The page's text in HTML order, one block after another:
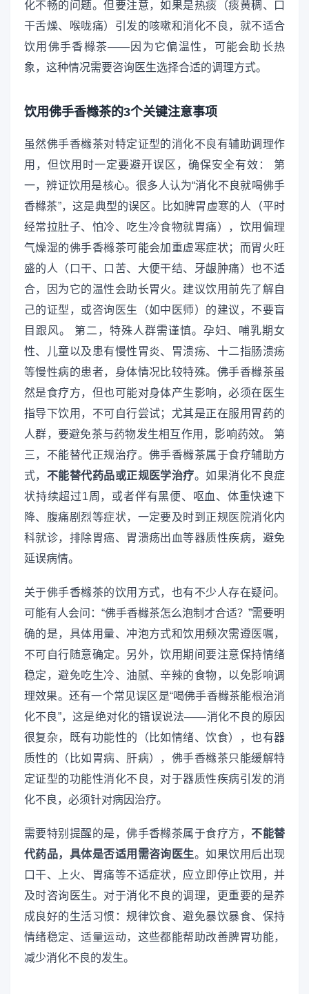
化不畅的问题。但要注意，如果是热痰（痰黄稠、口
干舌燥、喉咙痛）引发的咳嗽和消化不良，就不适合
饮用佛手香橼茶——因为它偏温性，可能会助长热
象，这种情况需要咨询医生选择合适的调理方式。
饮用佛手香橼茶的3个关键注意事项
虽然佛手香橼茶对特定证型的消化不良有辅助调理作
用，但饮用时一定要避开误区，确保安全有效： 第
一，辨证饮用是核心。很多人认为“消化不良就喝佛手
香橼茶”，这是典型的误区。比如脾胃虚寒的人（平时
经常拉肚子、怕冷、吃生冷食物就胃痛），饮用偏理
气燥湿的佛手香橼茶可能会加重虚寒症状；而胃火旺
盛的人（口干、口苦、大便干结、牙龈肿痛）也不适
合，因为它的温性会助长胃火。建议饮用前先了解自
己的证型，或咨询医生（如中医师）的建议，不要盲
目跟风。 第二，特殊人群需谨慎。孕妇、哺乳期女
性、儿童以及患有慢性胃炎、胃溃疡、十二指肠溃疡
等慢性病的患者，身体情况比较特殊。佛手香橼茶虽
然是食疗方，但也可能对身体产生影响，必须在医生
指导下饮用，不可自行尝试；尤其是正在服用胃药的
人群，要避免茶与药物发生相互作用，影响药效。 第
三，不能替代正规治疗。佛手香橼茶属于食疗辅助方
式， 不能替代药品或正规医学治疗。如果消化不良症
状持续超过1周，或者伴有黑便、呕血、体重快速下
降、腹痛剧烈等症状，一定要及时到正规医院消化内
科就诊，排除胃癌、胃溃疡出血等器质性疾病，避免
延误病情。
关于佛手香橼茶的饮用方式，也有不少人存在疑问。
可能有人会问：“佛手香橼茶怎么泡制才合适？”需要明
确的是，具体用量、冲泡方式和饮用频次需遵医嘱，
不可自行随意确定。另外，饮用期间要注意保持情绪
稳定，避免吃生冷、油腻、辛辣的食物，以免影响调
理效果。还有一个常见误区是“喝佛手香橼茶能根治消
化不良”，这是绝对化的错误说法——消化不良的原因
很复杂，既有功能性的（比如情绪、饮食），也有器
质性的（比如胃病、肝病），佛手香橼茶只能缓解特
定证型的功能性消化不良，对于器质性疾病引发的消
化不良，必须针对病因治疗。
需要特别提醒的是，佛手香橼茶属于食疗方，不能替
代药品，具体是否适用需咨询医生。如果饮用后出现
口干、上火、胃痛等不适症状，应立即停止饮用，并
及时咨询医生。对于消化不良的调理，更重要的是养
成良好的生活习惯：规律饮食、避免暴饮暴食、保持
情绪稳定、适量运动，这些都能帮助改善脾胃功能，
减少消化不良的发生。